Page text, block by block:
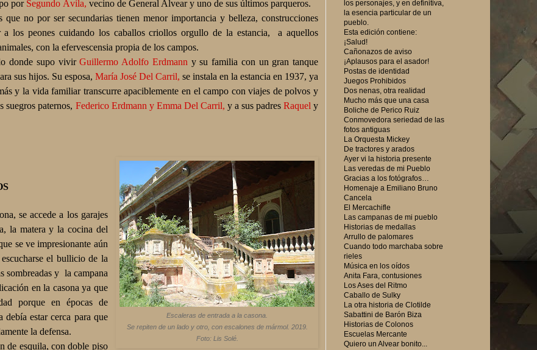
por Segundo Ávila, vecino de General Alvear y uno de sus últimos parqueros.
no por ser secundarias tienen menor importancia y belleza, construcciones
los peones cuidando los caballos criollos orgullo de la estancia,
a aquellos
con la efervescensia propia de los campos.
donde supo vivirGuillermo Adolfo Erdmann y su familia con un gran tanque
sus hijos. Su esposa, María José Del Carril, se instala en la estancia en 1937, ya
y la vida familiar transcurre apaciblemente en el campo con viajes de polvos y
suegros paternos, Federico Erdmann y Emma Del Carril, y a sus padres Raquely
Escaleras de entrada a la casona.
Se repiten de un lado y otro, con escalones de mármol. 2019.
Foto: Lis Solé.
se accede a los garajes
la matera y la cocina del
se ve impresionante aún
el bullicio de la
sombreadas y la campana
en la casona ya que
porque en épocas de
estar cerca para que
la defensa.
de esquila, con doble piso
los personajes, y en definitiva,
la esencia particular de un
pueblo.
Esta edición contiene:
¡Salud!
Cañonazos de aviso
¡Aplausos para el asador!
Postas de identidad
Juegos Prohibidos
Dos nenas, otra realidad
Mucho más que una casa
Boliche de Perico Ruiz
Conmovedora seriedad de las
fotos antiguas
La Orquesta Mickey
De tractores y arados
Ayer vi la historia presente
Las veredas de mi Pueblo
Gracias a los fotógrafos…
Homenaje a Emiliano Bruno
Cancela
El Mercachifle
Las campanas de mi pueblo
Historias de medallas
Arrullo de palomares
Cuando todo marchaba sobre
rieles
Música en los oídos
Anita Fara, contusiones
Los Ases del Ritmo
Caballo de Sulky
La otra historia de Clotilde
Sabattini de Barón Biza
Historias de Colonos
Escuelas Mercante
Quiero un Alvear bonito...